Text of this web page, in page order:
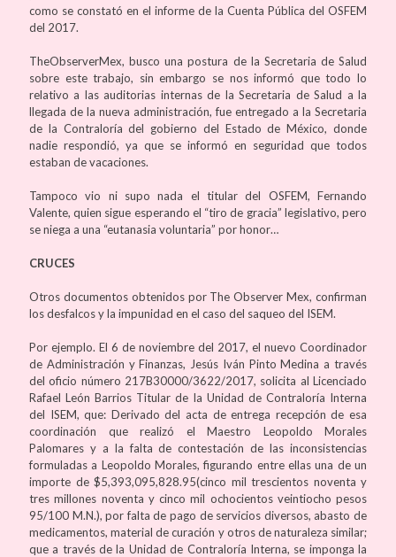
como se constató en el informe de la Cuenta Pública del OSFEM
del 2017.
TheObserverMex, busco una postura de la Secretaria de Salud
sobre este trabajo, sin embargo se nos informó que todo lo
relativo a las auditorias internas de la Secretaria de Salud a la
llegada de la nueva administración, fue entregado a la Secretaria
de la Contraloría del gobierno del Estado de México, donde
nadie respondió, ya que se informó en seguridad que todos
estaban de vacaciones.
Tampoco vio ni supo nada el titular del OSFEM, Fernando
Valente, quien sigue esperando el “tiro de gracia” legislativo, pero
se niega a una “eutanasia voluntaria” por honor…
CRUCES
Otros documentos obtenidos por The Observer Mex, confirman
los desfalcos y la impunidad en el caso del saqueo del ISEM.
Por ejemplo. El 6 de noviembre del 2017, el nuevo Coordinador
de Administración y Finanzas, Jesús Iván Pinto Medina a través
del oficio número 217B30000/3622/2017, solicita al Licenciado
Rafael León Barrios Titular de la Unidad de Contraloría Interna
del ISEM, que: Derivado del acta de entrega recepción de esa
coordinación que realizó el Maestro Leopoldo Morales
Palomares y a la falta de contestación de las inconsistencias
formuladas a Leopoldo Morales, figurando entre ellas una de un
importe de $5,393,095,828.95(cinco mil trescientos noventa y
tres millones noventa y cinco mil ochocientos veintiocho pesos
95/100 M.N.), por falta de pago de servicios diversos, abasto de
medicamentos, material de curación y otros de naturaleza similar;
que a través de la Unidad de Contraloría Interna, se imponga la